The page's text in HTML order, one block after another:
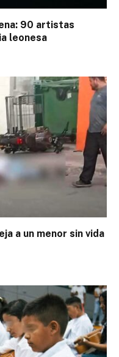
90 artistas
leonesa
a un menor sin vida